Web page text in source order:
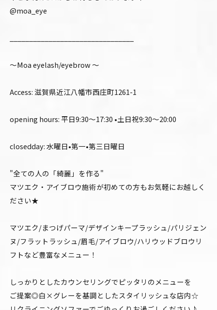
@moa_eye
〜Moa eyelash/eyebrow 〜
Access: 滋賀県近江八幡市西庄町1261-1
opening hours: 平日9:30〜17:30 •土日祝9:30〜20:00
closedday: 水曜日•第一•第三日曜日
"全ての人の「綺麗」を作る"
マツエク・アイブロウ施術が初めての方もお気軽にお越しく
ださい★
マツエク/まつげパーマ/デザインキープラッシュ/パリジェン
ヌ/フラットラッシュ/眉毛/アイブロウ/ハリウッドブロウリ
フトなど豊富なメニュー！
しっかりとしたカウンセリングでピッタリのメニューを
ご提案◎白×グレーを基調としたスタイリッシュな店内☆